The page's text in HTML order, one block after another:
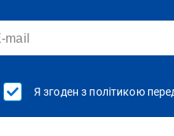
Я згоден з політикою